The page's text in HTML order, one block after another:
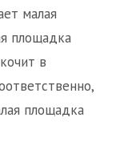
малая
площадка
в
площадка